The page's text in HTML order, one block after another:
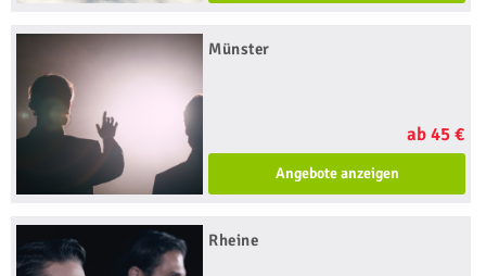
Münster
ab 45 €
Angebote anzeigen
Rheine